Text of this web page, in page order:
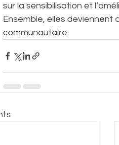
sur la sensibilisation et
Ensemble, elles deviennent
communautaire.